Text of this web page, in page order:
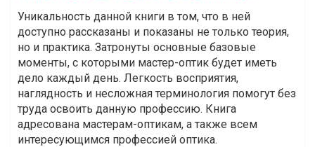
Уникальность данной книги в том, что в ней
доступно рассказаны и показаны не только теория,
но и практика. Затронуты основные базовые
моменты, с которыми мастер-оптик будет иметь
дело каждый день. Легкость восприятия,
наглядность и несложная терминология помогут без
труда освоить данную профессию. Книга
адресована мастерам-оптикам, а также всем
интересующимся профессией оптика.